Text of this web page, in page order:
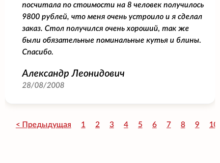
посчитала по стоимости на 8 человек получилось
9800 рублей, что меня очень устроило и я сделал
заказ. Стол получился очень хороший, так же
были обязательные поминальные кутья и блины.
Спасибо.
Александр Леонидович
28/08/2008
< Предыдущая 1 2 3 4 5 6 7 8 9 10